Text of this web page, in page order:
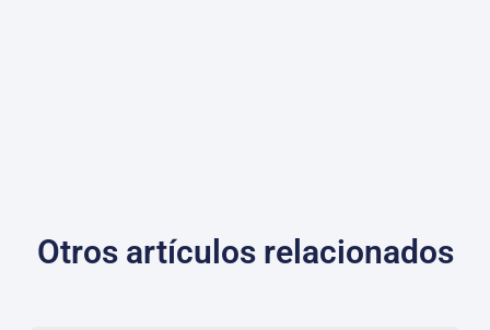
Otros artículos relacionados